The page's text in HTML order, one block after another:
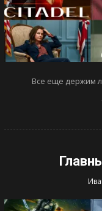
Все еще держим